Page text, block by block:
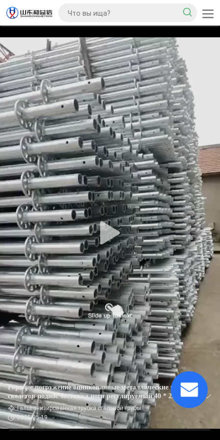
Горячее погружение оцинкованные металлические части
скелетов поднос застежка ноги регулируемый 40 * 2.0
Гальванизированная трубка стальной трубы
2025-05-19